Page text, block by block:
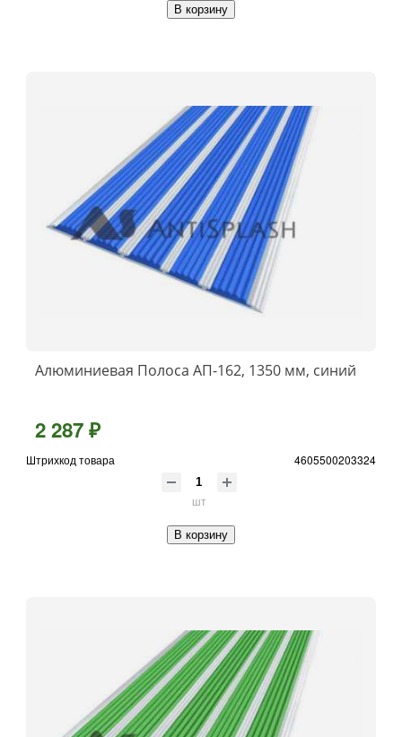
В корзину
Алюминиевая Полоса АП-162, 1350 мм, синий
2 287 ₽
Штрихкод товара 4605500203324
шт
В корзину